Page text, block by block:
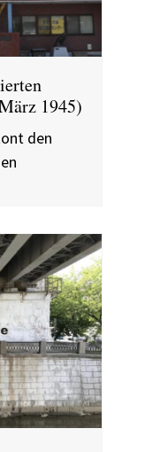
1945)
den